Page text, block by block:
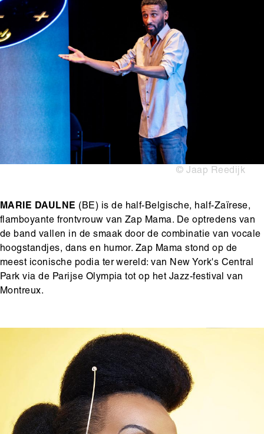
content
© Jaap Reedijk
MARIE DAULNE (BE) is de half-Belgische, half-Zaïrese,
flamboyante frontvrouw van Zap Mama. De optredens van
de band vallen in de smaak door de combinatie van vocale
hoogstandjes, dans en humor. Zap Mama stond op de
meest iconische podia ter wereld: van New York's Central
Park via de Parijse Olympia tot op het Jazz-festival van
Montreux.